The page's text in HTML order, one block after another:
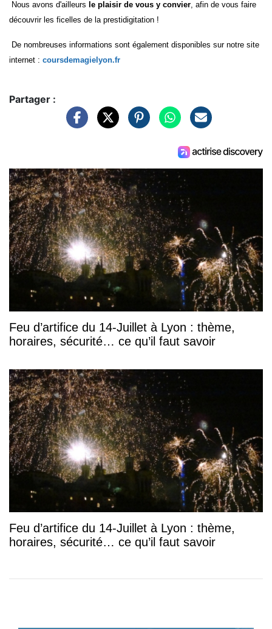
Nous avons d'ailleurs le plaisir de vous y convier, afin de vous faire
découvrir les ficelles de la prestidigitation !
De nombreuses informations sont également disponibles sur notre site
internet : coursdemagielyon.fr
Partager :
Feu d’artifice du 14-Juillet à Lyon : thème,
horaires, sécurité… ce qu’il faut savoir
Feu d’artifice du 14-Juillet à Lyon : thème,
horaires, sécurité… ce qu’il faut savoir